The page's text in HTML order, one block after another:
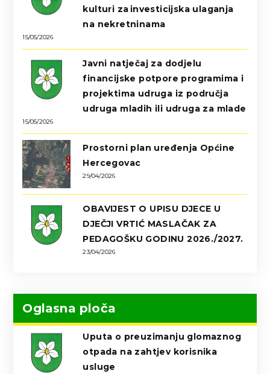
kulturi za investicijska ulaganja
na nekretninama
15/05/2026
Javni natječaj za dodjelu
financijske potpore programima i
projektima udruga iz područja
udruga mladih ili udruga za mlade
15/05/2026
Prostorni plan uređenja Općine
Hercegovac
29/04/2026
OBAVIJEST O UPISU DJECE U
DJEČJI VRTIĆ MASLAČAK ZA
PEDAGOŠKU GODINU 2026./2027.
23/04/2026
Oglasna ploča
Uputa o preuzimanju glomaznog
otpada na zahtjev korisnika
usluge